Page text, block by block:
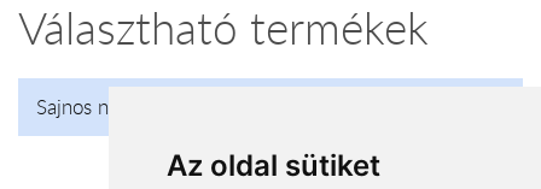
Az oldal sütiket
Választható termékek
Sajnos nincs talalat!